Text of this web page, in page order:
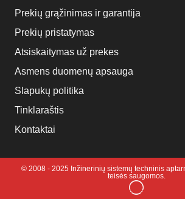
Prekių grąžinimas ir garantija
Prekių pristatymas
Atsiskaitymas už prekes
Asmens duomenų apsauga
Slapukų politika
Tinklaraštis
Kontaktai
© 2008 - 2025 Inžinerinių sistemų techninis
teisės saugomos.